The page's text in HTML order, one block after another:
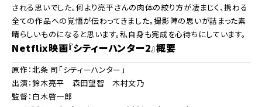
される思いでした。何より亮平さんの肉体の絞り方が凄まじく、携わる
全ての作品への覚悟が伝わってきました。撮影陣の思いが詰まった素
晴らしいものになると思います。私自身も完成を心待ちにしています。
Netflix映画『シティーハンター2』概要
原作：北条 司「シティーハンター」
出演：鈴木亮平 森田望智 木村文乃
監督：白木啓一郎